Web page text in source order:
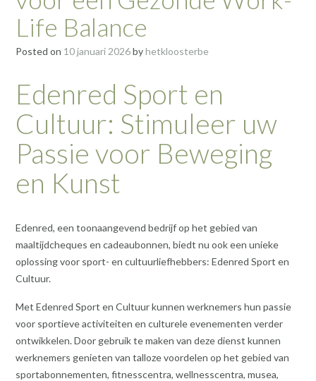
Life Balance
Posted on 10 januari 2026byhetkloosterbe
Edenred Sport en
Cultuur: Stimuleer uw
Passie voor Beweging
en Kunst
Edenred, een toonaangevend bedrijf op het gebied van
maaltijdcheques en cadeaubonnen, biedt nu ook een unieke
oplossing voor sport- en cultuurliefhebbers: Edenred Sport en
Cultuur.
Met Edenred Sport en Cultuur kunnen werknemers hun passie
voor sportieve activiteiten en culturele evenementen verder
ontwikkelen. Door gebruik te maken van deze dienst kunnen
werknemers genieten van talloze voordelen op het gebied van
sportabonnementen, fitnesscentra, wellnesscentra, musea,